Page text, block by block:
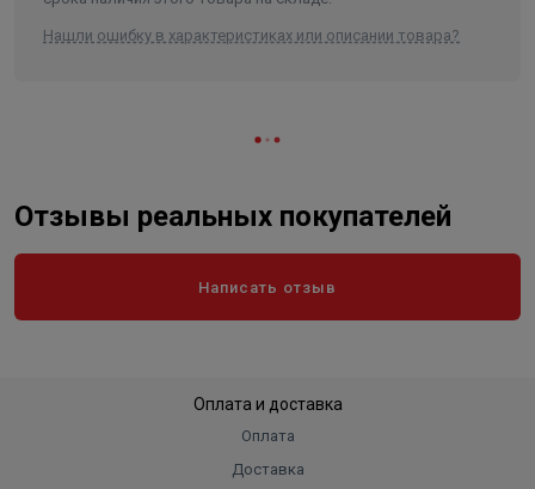
Нашли ошибку в характеристиках или описании товара?
Отзывы реальных покупателей
Написать отзыв
Оплата и доставка
Оплата
Доставка